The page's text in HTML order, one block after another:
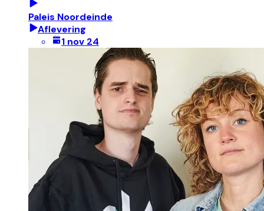
Paleis Noordeinde
Aflevering
1 nov 24